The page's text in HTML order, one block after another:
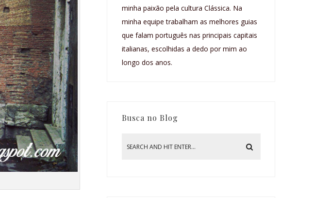
minha paixão pela cultura Clássica. Na
minha equipe trabalham as melhores guias
que falam português nas principais capitais
italianas, escolhidas a dedo por mim ao
longo dos anos.
Busca no Blog